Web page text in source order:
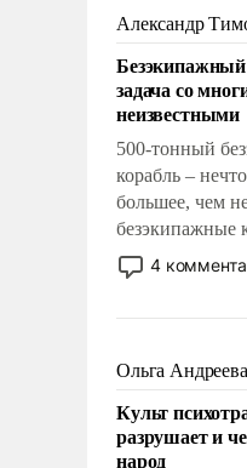
образованных
казалось, что
решены раз и
нет, не решены.
Александр
задача со
неизвестными
500-тонный
корабль –
большее, чем
безэкипажные
применение
стало
сложна и
и ее
поднимет
возможности.
4
Ольга Андреева
Культ
разрушает и
народ